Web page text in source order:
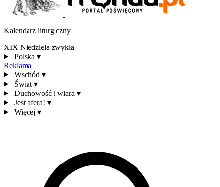
Kalendarz liturgiczny
XIX Niedziela zwykła
Polska ▾
Reklama
Wschód ▾
Świat ▾
Duchowość i wiara ▾
Jest afera! ▾
Więcej ▾